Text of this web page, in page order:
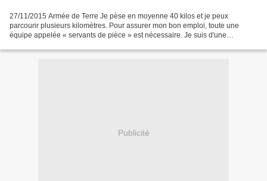
27/11/2015 Armée de Terre Je pèse en moyenne 40 kilos et je peux
parcourir plusieurs kilomètres. Pour assurer mon bon emploi, toute une
équipe appelée « servants de pièce » est nécessaire. Je suis d'une
Publicité